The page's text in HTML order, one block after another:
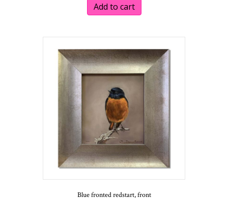
Add to cart
Blue fronted redstart, front